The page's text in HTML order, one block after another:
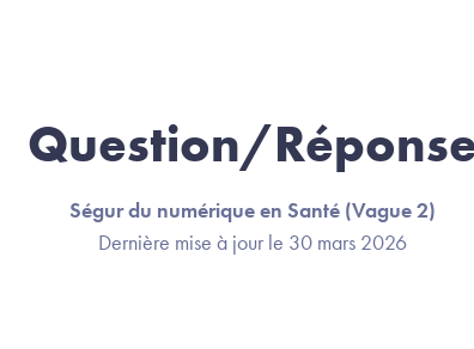
Question/
Ségur du numérique en Santé (Vague 2)
Dernière mise à jour le 30 mars 2026